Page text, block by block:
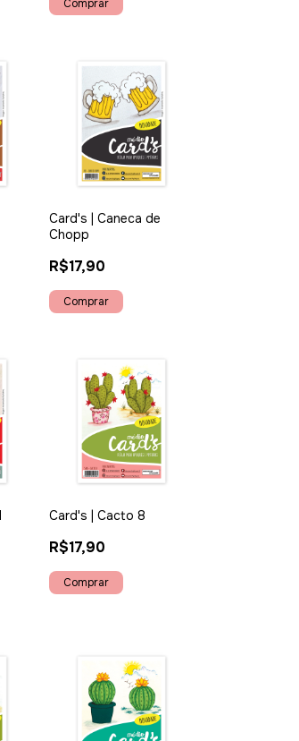
Card's | Caneca de
Chopp
R$17,90
Card's | Cacto 8
R$17,90